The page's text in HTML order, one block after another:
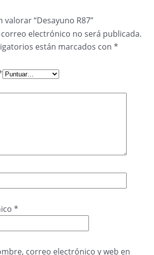
valorar “Desayuno R87”
electrónico no será publicada.
están marcados con *
*
correo electrónico y web en